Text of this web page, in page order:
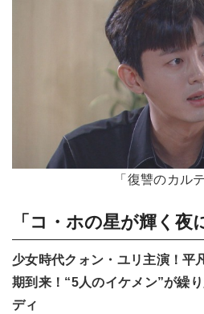
「復讐のカル
「コ・ホの星が輝く夜
少女時代クォン・ユリ主演！平
期到来！“5人のイケメン”が繰
ディ